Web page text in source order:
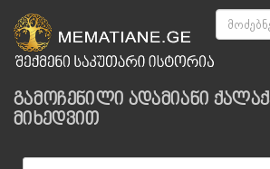
გამოჩენილი ადამიანი
მიხედვით